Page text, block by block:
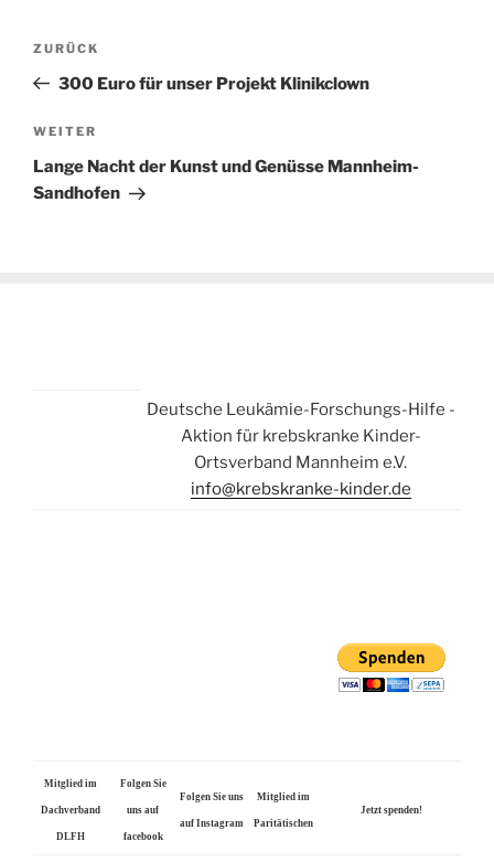
Beitragsnavigation
Vorheriger
Beitrag
ZURÜCK
300 Euro für unser Projekt Klinikclown
Nächster
Beitrag
WEITER
Lange Nacht der Kunst und Genüsse Mannheim-
Sandhofen
Deutsche Leukämie-Forschungs-Hilfe -
Aktion für krebskranke Kinder-
Ortsverband Mannheim e.V.
info@krebskranke-kinder.de
Mitglied im
Dachverband
DLFH
Folgen Sie
uns auf
facebook
Folgen Sie uns
auf Instagram
Mitglied im
Paritätischen
Jetzt spenden!